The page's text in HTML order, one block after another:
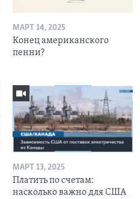
МАРТ 14, 2025
Конец американского
пенни?
МАРТ 13, 2025
Платить по счетам:
насколько важно для США